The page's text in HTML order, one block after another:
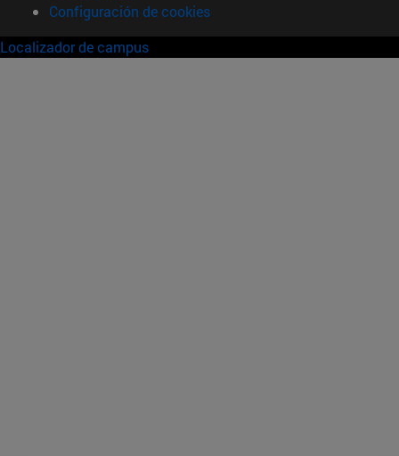
Configuración de cookies
Localizador de campus